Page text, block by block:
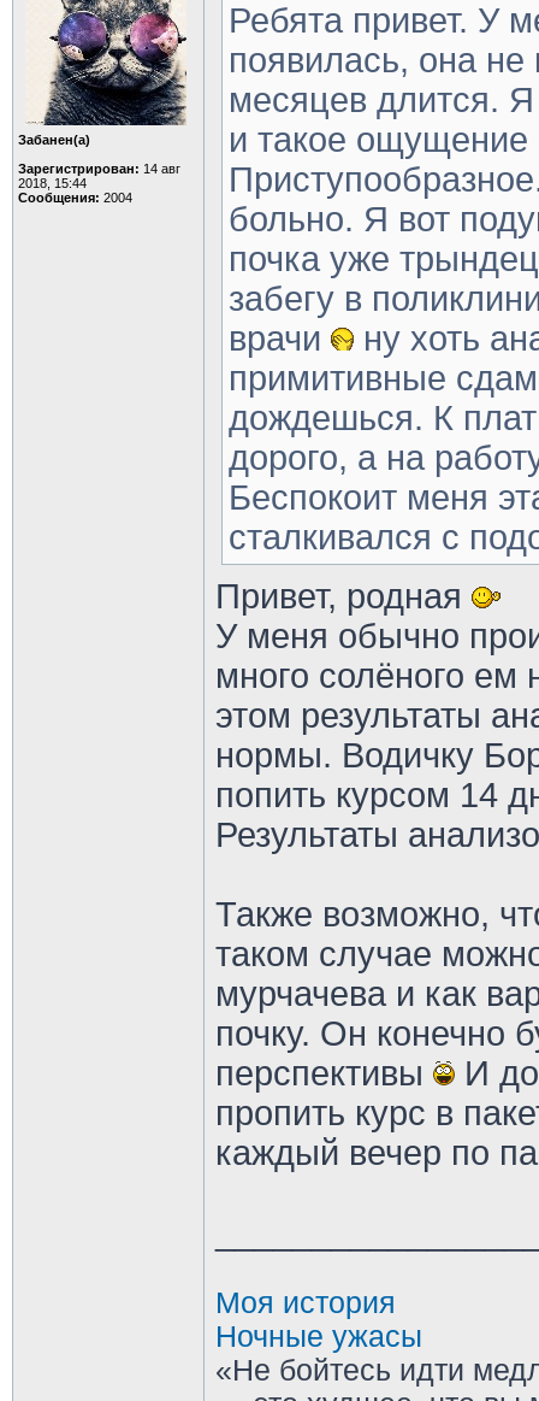
Забанен(а)
Зарегистрирован: 14 авг
2018, 15:44
Сообщения: 2004
Ребята привет. У
появилась, она
месяцев длится.
и такое ощущение
больно. Я вот
почка уже
забегу в
врачи
ну хоть
примитивные
дождешься. К
дорого, а на
Беспокоит меня
сталкивался с
Привет, родная
У меня обычно
много солёного ем
этом результаты
нормы. Водичку
попить курсом 14
Результаты
Также возможно,
таком случае
мурчачева и как
почку. Он конечно
перспективы
И
пропить курс в
каждый вечер по
Моя история
Ночные ужасы
«Не бойтесь идти